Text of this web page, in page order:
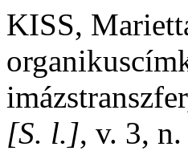
KISS,
[S. l.], v. 3,